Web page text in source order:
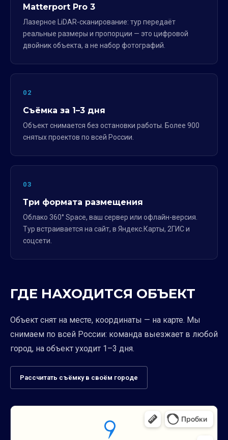
Matterport Pro 3
Лазерное LiDAR-сканирование: тур передаёт
реальные размеры и пропорции — это цифровой
двойник объекта, а не набор фотографий.
02
Съёмка за 1–3 дня
Объект снимается без остановки работы. Более 900
снятых проектов по всей России.
03
Три формата размещения
Облако 360° Space, ваш сервер или офлайн-версия.
Тур встраивается на сайт, в Яндекс.Карты, 2ГИС и
соцсети.
ГДЕ НАХОДИТСЯ ОБЪЕКТ
Объект снят на месте, координаты — на карте. Мы
снимаем по всей России: команда выезжает в любой
город, на объект уходит 1–3 дня.
Рассчитать съёмку в своём городе